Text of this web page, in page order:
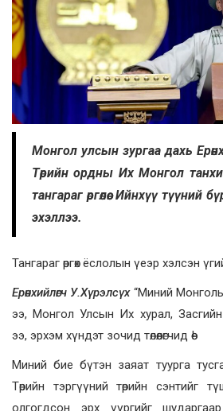
Монгол улсын зургаа дахь
Төрийн ордны Их Монгол
тангараг өргөлөө. Ийнхүү түүний
эхэллээ.
Тангараг өргөх ёслолын үеэр хэлсэн
Ерөнхийлөгч У.Хүрэлсүх“Миний
ээ, Монгол Улсын Их хурал,
ээ, эрхэм хүндэт зочид төлөөлөгчид өө!
Миний бие бүтэн заяат туурга
Төрийн тэргүүний төрийн сэнтийг
олгогдсон эрх үүргийг